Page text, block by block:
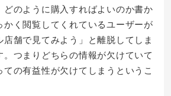
どのように購入すればよいのか書か
かく閲覧してくれているユーザーが
店舗で見てみよう」と離脱してしま
。つまりどちらの情報が欠けていて
ての有益性が欠けてしまうというこ